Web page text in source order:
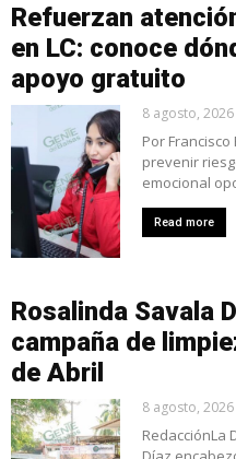
Refuerzan
en LC: conoce
apoyo gratuito
8 agosto, 2026
Por
prevenir
emocional
Read more
Rosalinda Savala
campaña de
de Abril
8 agosto, 2026
RedacciónLa